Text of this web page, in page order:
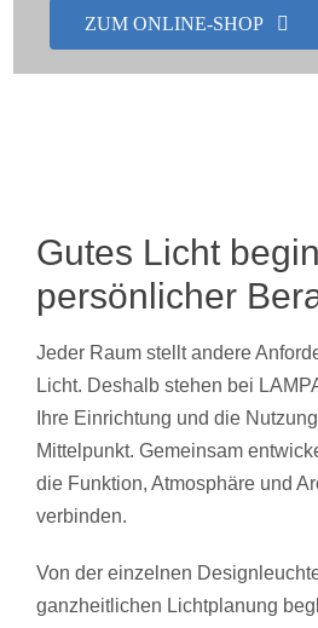
ZUM ONLINE-SHOP
Gutes Licht
persönlicher
Jeder Raum stellt andere
Licht. Deshalb stehen bei
Ihre Einrichtung und die
Mittelpunkt. Gemeinsam
die Funktion, Atmosphäre und
verbinden.
Von der einzelnen
ganzheitlichen Lichtplanung